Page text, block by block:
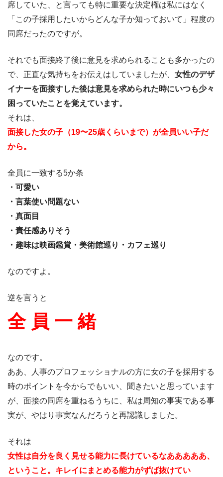
席していた、と言っても特に重要な決定権は私にはなく
「この子採用したいからどんな子か知っておいて」程度の
同席だったのですが。
それでも面接終了後に意見を求められることも多かったの
で、正直な気持ちをお伝えはしていましたが、 女性のデザ
イナーを面接すした後は意見を求められた時にいつも少々
困っていたことを覚えています。
それは、
面接した女の子（19〜25歳くらいまで）が全員いい子だ
から。
全員に一致する5か条
・可愛い
・言葉使い問題ない
・真面目
・責任感ありそう
・趣味は映画鑑賞・美術館巡り・カフェ巡り
なのですよ。
逆を言うと
全 員 一 緒
なのです。
ああ、人事のプロフェッショナルの方に女の子を採用する
時のポイントを今からでもいい、聞きたいと思っています
が、面接の同席を重ねるうちに、私は周知の事実である事
実が、やはり事実なんだろうと再認識しました。
それは
女性は自分を良く見せる能力に長けているなあああああ、
ということ。キレイにまとめる能力がずば抜けてい